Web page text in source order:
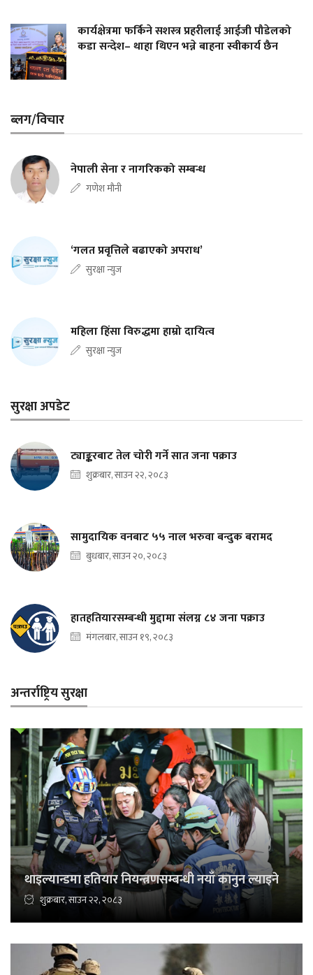
कार्यक्षेत्रमा फर्किने सशस्त्र प्रहरीलाई आईजी पौडेलको
कडा सन्देश– थाहा थिएन भन्ने बाहना स्वीकार्य छैन
ब्लग/विचार
नेपाली सेना र नागरिकको सम्बन्ध
गणेश मौनी
‘गलत प्रवृत्तिले बढाएको अपराध’
सुरक्षा न्युज
महिला हिंसा विरुद्धमा हाम्रो दायित्व
सुरक्षा न्युज
सुरक्षा अपडेट
ट्याङ्करबाट तेल चोरी गर्ने सात जना पक्राउ
शुक्रबार, साउन २२, २०८३
सामुदायिक वनबाट ५५ नाल भरुवा बन्दुक बरामद
बुधबार, साउन २०, २०८३
हातहतियारसम्बन्धी मुद्दामा संलग्न ८४ जना पक्राउ
मंगलबार, साउन १९, २०८३
अन्तर्राष्ट्रिय सुरक्षा
थाइल्यान्डमा हतियार नियन्त्रणसम्बन्धी नयाँ कानुन ल्याइने
शुक्रबार, साउन २२, २०८३